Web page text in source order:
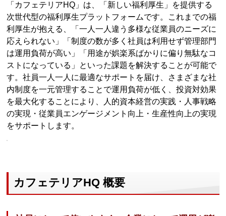
「カフェテリアHQ」は、「新しい福利厚生」を提供する
次世代型の福利厚生プラットフォームです。これまでの福
利厚生が抱える、「一人一人違う多様な従業員のニーズに
応えられない」「制度の数が多く社員は利用せず管理部門
は運用負荷が高い」「用途が娯楽系ばかりに偏り無駄なコ
ストになっている」といった課題を解決することが可能で
す。社員一人一人に最適なサポートを届け、さまざまな社
内制度を一元管理することで運用負荷が低く、投資対効果
を最大化することにより、人的資本経営の実践・人事戦略
の実現・従業員エンゲージメント向上・生産性向上の実現
をサポートします。
カフェテリアHQ 概要